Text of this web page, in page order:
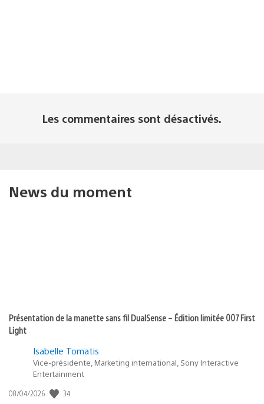
Les commentaires sont désactivés.
News du moment
Présentation de la manette sans fil DualSense – Édition limitée 007 First
Light
Isabelle Tomatis
Vice-présidente, Marketing international, Sony Interactive
Entertainment
Date
08/04/2026 34